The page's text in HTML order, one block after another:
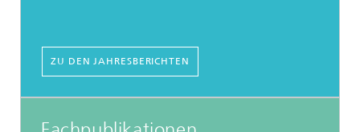
ZU DEN JAHRESBERICHTEN